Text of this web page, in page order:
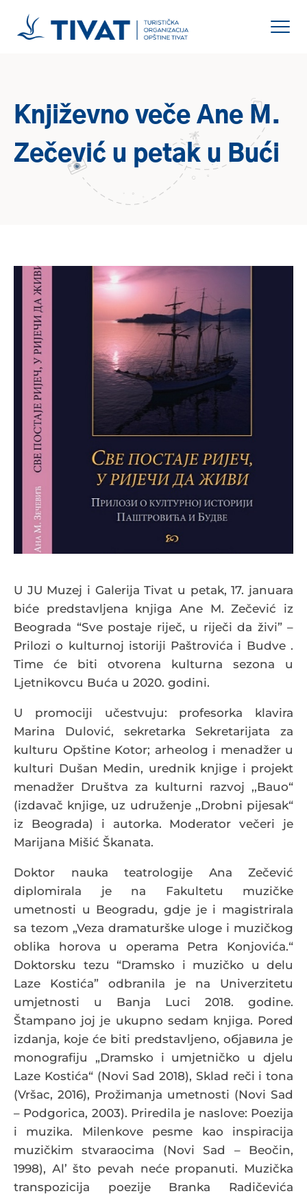
Književno veče Ane M.
Zečević u petak u Bući
U JU Muzej i Galerija Tivat u petak, 17. januara
biće predstavljena knjiga Ane M. Zečević iz
Beograda “Sve postaje riječ, u riječi da živi” –
Prilozi o kulturnoj istoriji Paštrovića i Budve .
Time će biti otvorena kulturna sezona u
Ljetnikovcu Buća u 2020. godini.
U promociji učestvuju: profesorka klavira
Marina Dulović, sekretarka Sekretarijata za
kulturu Opštine Kotor; arheolog i menadžer u
kulturi Dušan Medin, urednik knjige i projekt
menadžer Društva za kulturni razvoj ,,Bauo“
(izdavač knjige, uz udruženje ,,Drobni pijesak“
iz Beograda) i autorka. Moderator večeri je
Marijana Mišić Škanata.
Doktor nauka teatrologije Ana Zečević
diplomirala je na Fakultetu muzičke
umetnosti u Beogradu, gdje je i magistrirala
sa tezom „Veza dramaturške uloge i muzičkog
oblika horova u operama Petra Konjovića.“
Doktorsku tezu “Dramsko i muzičko u delu
Laze Kostića” odbranila je na Univerzitetu
umjetnosti u Banja Luci 2018. godine.
Štampano joj je ukupno sedam knjiga. Pored
izdanja, koje će biti predstavljeno, објавила је
monografiju „Dramsko i umjetničko u djelu
Laze Kostića“ (Novi Sad 2018), Sklad reči i tona
(Vršac, 2016), Prožimanja umetnosti (Novi Sad
– Podgorica, 2003). Priredila je naslove: Poezija
i muzika. Milenkove pesme kao inspiracija
muzičkim stvaraocima (Novi Sad – Beočin,
1998), Аl’ što pevah neće propanuti. Мuzička
transpozicija poezije Branka Radičevića